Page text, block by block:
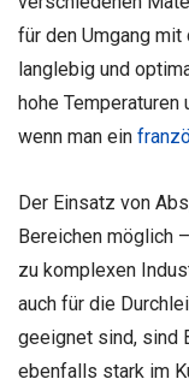
für den Umgang
langlebig und
hohe Temperaturen
wenn man ein
Der Einsatz von
Bereichen möglich
zu komplexen
auch für die
geeignet sind, sind
ebenfalls stark im